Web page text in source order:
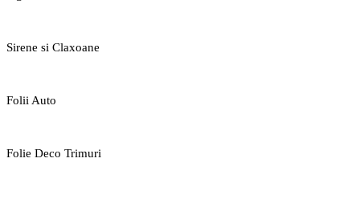
Sirene si Claxoane
Folii Auto
Folie Deco Trimuri